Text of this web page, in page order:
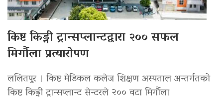
किष्ट किड्नी ट्रान्सप्लान्टद्वारा २०० सफल
मिर्गौला प्रत्यारोपण
ललितपुर । किष्ट मेडिकल कलेज शिक्षण अस्पताल अन्तर्गतको
किष्ट किड्नी ट्रान्सप्लान्ट सेन्टरले २०० वटा मिर्गौला